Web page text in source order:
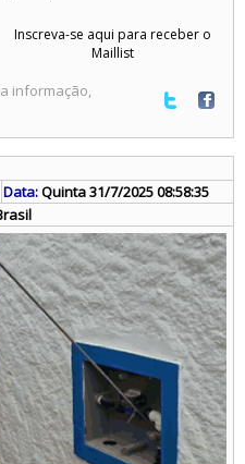
Inscreva-se aqui para receber o
Maillist
informação,
Data:Quinta 31/7/2025 08:58:35